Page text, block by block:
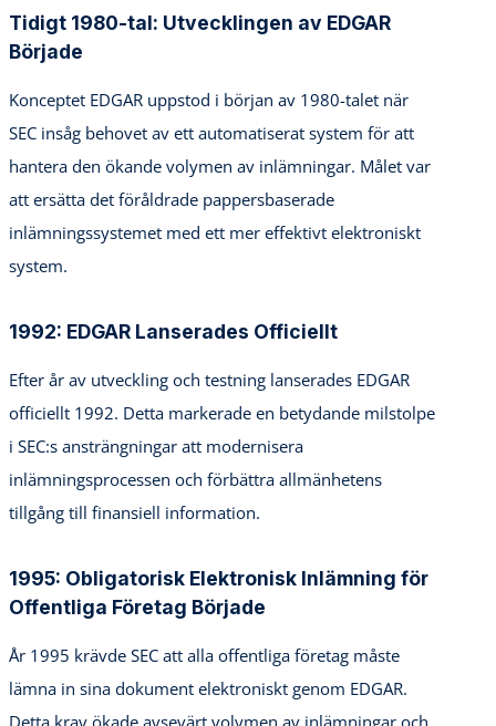
Tidigt 1980-tal: Utvecklingen av EDGAR
Började
Konceptet EDGAR uppstod i början av 1980-talet när
SEC insåg behovet av ett automatiserat system för att
hantera den ökande volymen av inlämningar. Målet var
att ersätta det föråldrade pappersbaserade
inlämningssystemet med ett mer effektivt elektroniskt
system.
1992: EDGAR Lanserades Officiellt
Efter år av utveckling och testning lanserades EDGAR
officiellt 1992. Detta markerade en betydande milstolpe
i SEC:s ansträngningar att modernisera
inlämningsprocessen och förbättra allmänhetens
tillgång till finansiell information.
1995: Obligatorisk Elektronisk Inlämning för
Offentliga Företag Började
År 1995 krävde SEC att alla offentliga företag måste
lämna in sina dokument elektroniskt genom EDGAR.